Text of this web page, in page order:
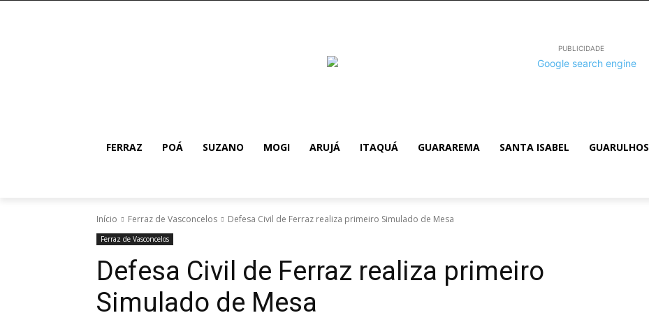
PUBLICIDADE
FERRAZ POÁ SUZANO MOGI ARUJÁ ITAQUÁ GUARAREMA SANTA ISABEL GUARULHOS
Início Ferraz de Vasconcelos Defesa Civil de Ferraz realiza primeiro Simulado de Mesa
Ferraz de Vasconcelos
Defesa Civil de Ferraz realiza primeiro
Simulado de Mesa